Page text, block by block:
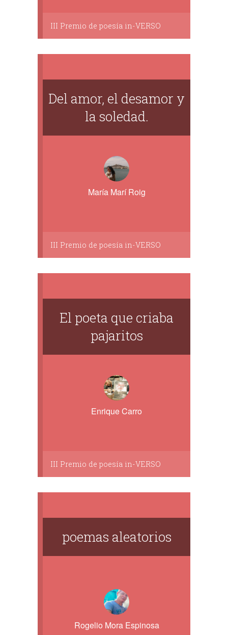
III Premio de poesía in-VERSO
Del amor, el desamor y
la soledad.
María Marí Roig
III Premio de poesía in-VERSO
El poeta que criaba
pajaritos
Enrique Carro
III Premio de poesía in-VERSO
poemas aleatorios
Rogelio Mora Espinosa